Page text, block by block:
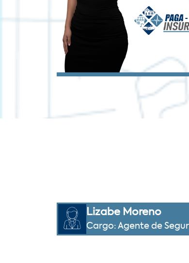
Lizabe Moreno
Cargo: Agente de